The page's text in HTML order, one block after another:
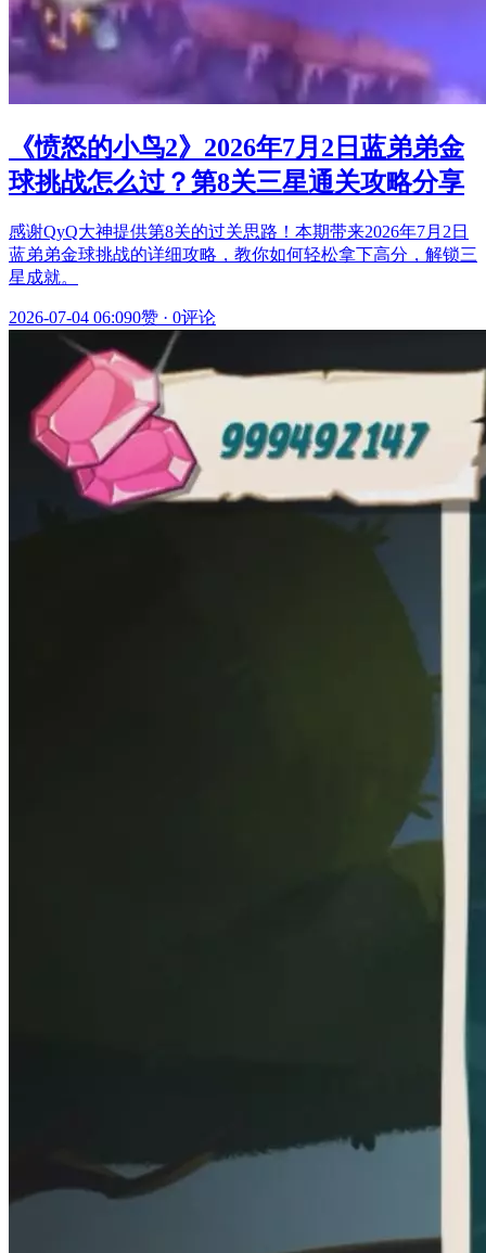
《愤怒的小鸟2》2026年7月2日蓝弟弟金
球挑战怎么过？第8关三星通关攻略分享
感谢QyQ大神提供第8关的过关思路！本期带来2026年7月2日
蓝弟弟金球挑战的详细攻略，教你如何轻松拿下高分，解锁三
星成就。
2026-07-04 06:090赞 · 0评论